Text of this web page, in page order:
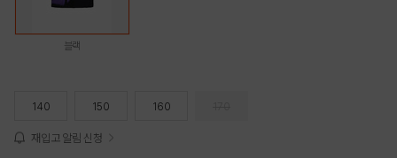
블랙
140 150 160
재입고 알림 신청